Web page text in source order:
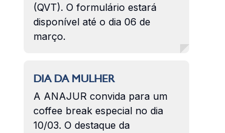
(QVT). O formulário estará
disponível até o dia 06 de
março.
DIA DA MULHER
A ANAJUR convida para um
coffee break especial no dia
10/03. O destaque da